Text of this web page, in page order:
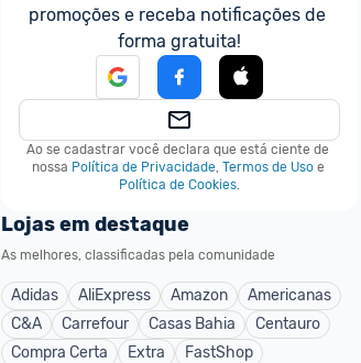
promoções e receba notificações de
forma gratuita!
Ao se cadastrar você declara que está ciente de
nossa Política de Privacidade, Termos de Uso e
Política de Cookies.
Lojas em destaque
As melhores, classificadas pela comunidade
Adidas AliExpress Amazon
Americanas
C&A
Carrefour Casas Bahia
Centauro
Compra Certa
Extra
FastShop